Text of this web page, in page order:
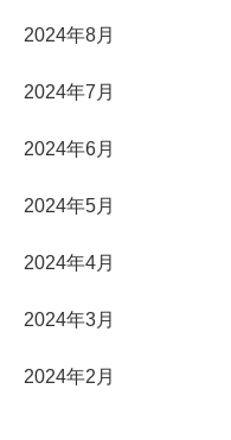
2024年8月
2024年7月
2024年6月
2024年5月
2024年4月
2024年3月
2024年2月